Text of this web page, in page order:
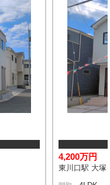
4,200万円
東川口駅 大塚